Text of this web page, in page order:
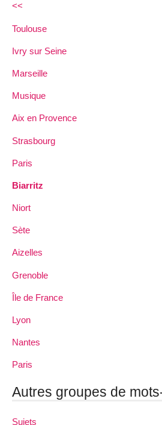
<<
Toulouse
Ivry sur Seine
Marseille
Musique
Aix en Provence
Strasbourg
Paris
Biarritz
Niort
Sète
Aizelles
Grenoble
Île de France
Lyon
Nantes
Paris
Autres groupes de
Sujets